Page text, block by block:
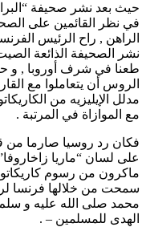
حيث بعد نشر صحيفة
في نظر القائمين على
الراهن , راح الرئيس
نشر الصحيفة الذائعة
طعنا في شرف أوروبا , و
الروس أن يتعاملوا مع
مدلل الإيليزيه من
مع الموازاة في المرتبة .
فكان رد روسيا صارما من
على لسان “ماريا
ماكرون من رسوم
سمحت من خلالها فرنسا
محمد صلى الله عليه و
الهدى للمسلمين – .